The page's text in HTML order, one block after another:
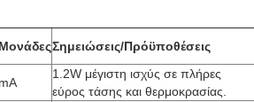
ΜονάδεςΣημειώσεις/Πρόϋποθέσεις
mA
1.2W μέγιστη ισχύς σε πλήρες
εύρος τάσης και θερμοκρασίας.